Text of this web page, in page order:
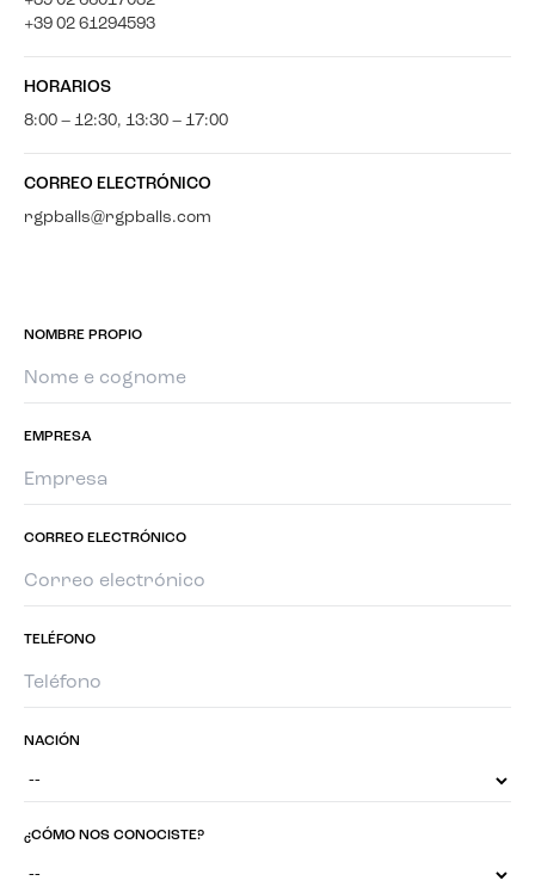
+39 02 61294593
HORARIOS
8:00 – 12:30, 13:30 – 17:00
CORREO ELECTRÓNICO
rgpballs@rgpballs.com
NOMBRE PROPIO
EMPRESA
CORREO ELECTRÓNICO
TELÉFONO
NACIÓN
¿CÓMO NOS CONOCISTE?